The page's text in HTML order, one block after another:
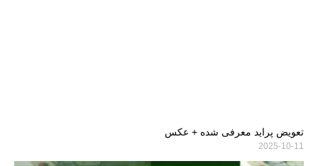
تعویض پراید معرفی شده + عکس
2025-10-11